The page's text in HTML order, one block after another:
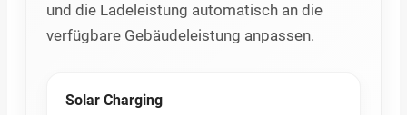
und die Ladeleistung automatisch an die
verfügbare Gebäudeleistung anpassen.
Solar Charging